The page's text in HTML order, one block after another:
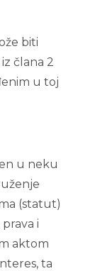
biti
člana 2
u toj
u neku
(statut)
i
aktom
ta